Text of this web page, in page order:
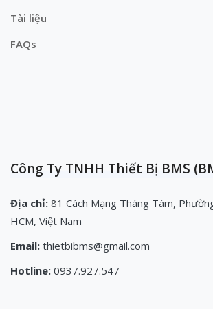
Tài liệu
FAQs
Công Ty TNHH Thiết Bị BMS
Địa chỉ: 81 Cách Mạng Tháng Tám,
HCM, Việt Nam
Email: thietbibms@gmail.com
Hotline: 0937.927.547